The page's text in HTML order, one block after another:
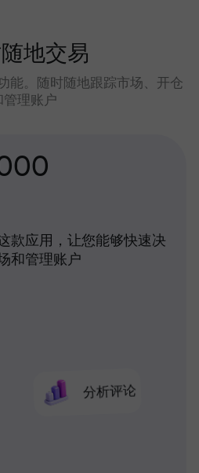
地交易
能。随时随地跟踪市场、开仓
管理账户
分析评论
款应用，让您能够快速决
和管理账户